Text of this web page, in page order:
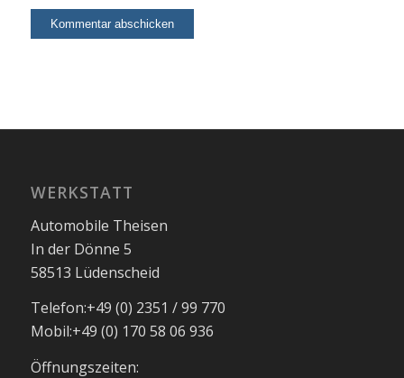
WERKSTATT
Automobile Theisen
In der Dönne 5
58513 Lüdenscheid
Telefon:+49 (0) 2351 / 99 770
Mobil:+49 (0) 170 58 06 936
Öffnungszeiten: